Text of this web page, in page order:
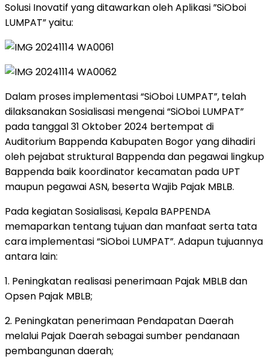
Solusi Inovatif yang ditawarkan oleh Aplikasi ”SiOboi
LUMPAT” yaitu:
Dalam proses implementasi “SiOboi LUMPAT”, telah
dilaksanakan Sosialisasi mengenai “SiOboi LUMPAT”
pada tanggal 31 Oktober 2024 bertempat di
Auditorium Bappenda Kabupaten Bogor yang dihadiri
oleh pejabat struktural Bappenda dan pegawai lingkup
Bappenda baik koordinator kecamatan pada UPT
maupun pegawai ASN, beserta Wajib Pajak MBLB.
Pada kegiatan Sosialisasi, Kepala BAPPENDA
memaparkan tentang tujuan dan manfaat serta tata
cara implementasi “SiOboi LUMPAT”. Adapun tujuannya
antara lain:
1. Peningkatan realisasi penerimaan Pajak MBLB dan
Opsen Pajak MBLB;
2. Peningkatan penerimaan Pendapatan Daerah
melalui Pajak Daerah sebagai sumber pendanaan
pembangunan daerah;